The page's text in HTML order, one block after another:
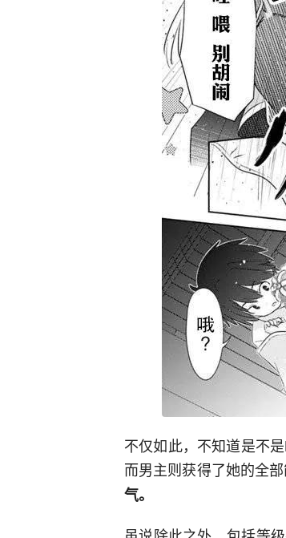
不仅如此，不知道是不
而男主则获得了她的全部
气。